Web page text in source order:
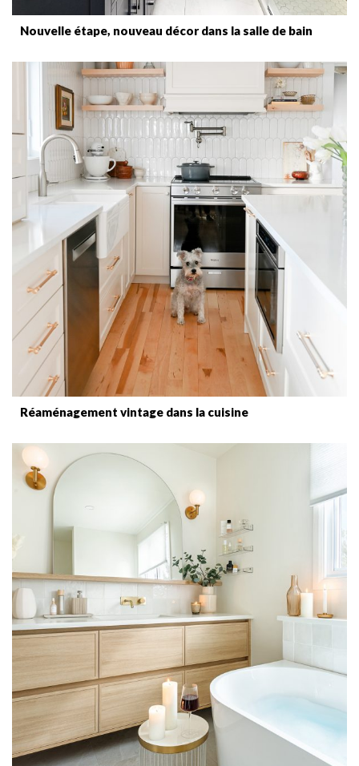
Nouvelle étape, nouveau décor dans la salle de bain
Réaménagement vintage dans la cuisine